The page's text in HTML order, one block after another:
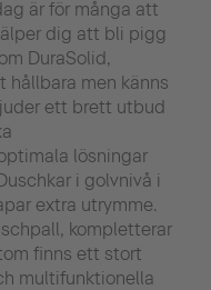
är för många att
dig att bli pigg
DuraSolid,
hållbara men känns
ett brett utbud
lösningar
i golvnivå i
extra utrymme.
kompletterar
finns ett stort
multifunktionella